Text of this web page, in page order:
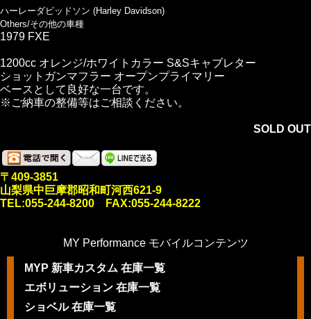
ハーレーダビッドソン (Harley Davidson)
Others/その他の車種
1979 FXE
1200cc オレンジ/ホワイトカラー S&Sキャブレター
ショットガンマフラー オープンプライマリー
ベースとして良好な一台です。
※ご納車の整備等はご相談ください。
SOLD OUT
〒409-3851
山梨県中巨摩郡昭和町河西621-9
TEL:055-244-8200 FAX:055-244-8222
MY Performance モバイルコンテンツ
MYP 新車カスタム 在庫一覧
エボリューション 在庫一覧
ショベル 在庫一覧